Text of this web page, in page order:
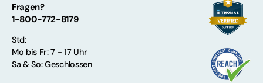
Fragen?
1-800-772-8179
Std:
Mo bis Fr: 7 - 17 Uhr
Sa & So: Geschlossen